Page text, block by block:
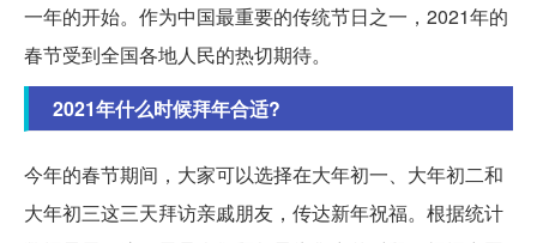
一年的开始。作为中国最重要的传统节日之一，2021年的
春节受到全国各地人民的热切期待。
2021年什么时候拜年合适?
今年的春节期间，大家可以选择在大年初一、大年初二和
大年初三这三天拜访亲戚朋友，传达新年祝福。根据统计